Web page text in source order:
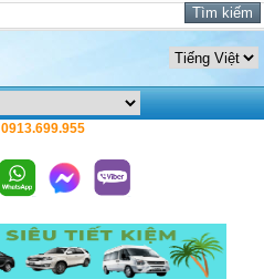
0913.699.955